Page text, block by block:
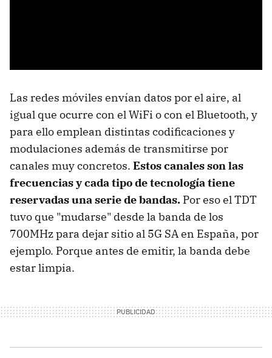
Las redes móviles envían datos por el aire, al
igual que ocurre con el WiFi o con el Bluetooth, y
para ello emplean distintas codificaciones y
modulaciones además de transmitirse por
canales muy concretos. Estos canales son las
frecuencias y cada tipo de tecnología tiene
reservadas una serie de bandas. Por eso el TDT
tuvo que "mudarse" desde la banda de los
700MHz para dejar sitio al 5G SA en España, por
ejemplo. Porque antes de emitir, la banda debe
estar limpia.